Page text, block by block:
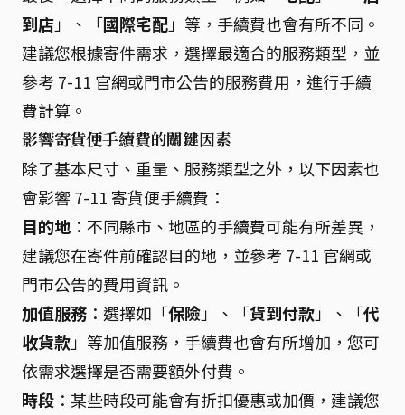
到店」、「國際宅配」等，手續費也會有所不同。
建議您根據寄件需求，選擇最適合的服務類型，並
參考 7-11 官網或門市公告的服務費用，進行手續
費計算。
影響寄貨便手續費的關鍵因素
除了基本尺寸、重量、服務類型之外，以下因素也
會影響 7-11 寄貨便手續費：
目的地 ：不同縣市、地區的手續費可能有所差異，
建議您在寄件前確認目的地，並參考 7-11 官網或
門市公告的費用資訊。
加值服務 ：選擇如「保險」、「貨到付款」、「代
收貨款」等加值服務，手續費也會有所增加，您可
依需求選擇是否需要額外付費。
時段 ：某些時段可能會有折扣優惠或加價，建議您